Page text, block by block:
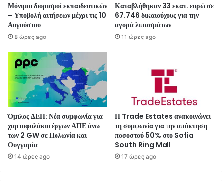
Μόνιμοι διορισμοί εκπαιδευτικών
– Υποβολή αιτήσεων μέχρι τις 10
Αυγούστου
8 ώρες ago
Καταβλήθηκαν 33 εκατ. ευρώ σε
67.746 δικαιούχους για την
αγορά λιπασμάτων
11 ώρες ago
Όμιλος ΔΕΗ: Νέα συμφωνία για
χαρτοφυλάκιο έργων ΑΠΕ άνω
των 2 GW σε Πολωνία και
Ουγγαρία
14 ώρες ago
Η Trade Estates ανακοινώνει
τη συμφωνία για την απόκτηση
ποσοστού 50% στο Sofia
South Ring Mall
17 ώρες ago